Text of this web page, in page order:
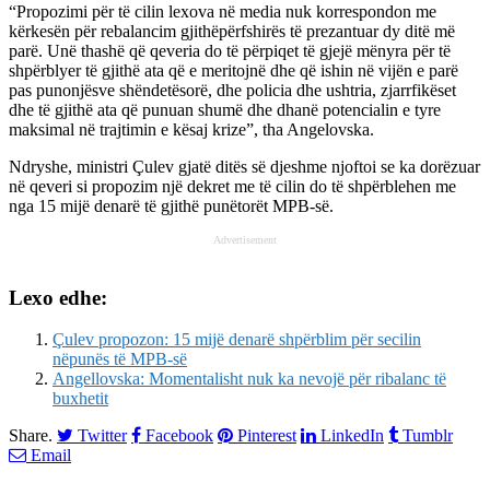
“Propozimi për të cilin lexova në media nuk korrespondon me
kërkesën për rebalancim gjithëpërfshirës të prezantuar dy ditë më
parë. Unë thashë që qeveria do të përpiqet të gjejë mënyra për të
shpërblyer të gjithë ata që e meritojnë dhe që ishin në vijën e parë
pas punonjësve shëndetësorë, dhe policia dhe ushtria, zjarrfikëset
dhe të gjithë ata që punuan shumë dhe dhanë potencialin e tyre
maksimal në trajtimin e kësaj krize”, tha Angelovska.
Ndryshe, ministri Çulev gjatë ditës së djeshme njoftoi se ka dorëzuar
në qeveri si propozim një dekret me të cilin do të shpërblehen me
nga 15 mijë denarë të gjithë punëtorët MPB-së.
Advertisement
Lexo edhe:
Çulev propozon: 15 mijë denarë shpërblim për secilin
nëpunës të MPB-së
Angellovska: Momentalisht nuk ka nevojë për ribalanc të
buxhetit
Share.
Twitter Facebook Pinterest LinkedIn
Tumblr
Email